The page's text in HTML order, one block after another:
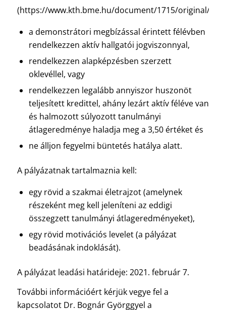
(https://www.kth.bme.hu/document/1715/original/
a demonstrátori megbízással érintett félévben
rendelkezzen aktív hallgatói jogviszonnyal,
rendelkezzen alapképzésben szerzett
oklevéllel, vagy
rendelkezzen legalább annyiszor huszonöt
teljesített kredittel, ahány lezárt aktív féléve van
és halmozott súlyozott tanulmányi
átlageredménye haladja meg a 3,50 értéket és
ne álljon fegyelmi büntetés hatálya alatt.
A pályázatnak tartalmaznia kell:
egy rövid a szakmai életrajzot (amelynek
részeként meg kell jeleníteni az eddigi
összegzett tanulmányi átlageredményeket),
egy rövid motivációs levelet (a pályázat
beadásának indoklását).
A pályázat leadási határideje: 2021. február 7.
További információért kérjük vegye fel a
kapcsolatot Dr. Bognár Györggyel a